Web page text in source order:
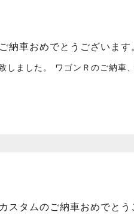
納車おめでとうございます
しました。 ワゴンＲのご納
スタムのご納車おめでとう